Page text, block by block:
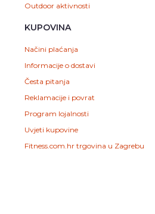
Outdoor aktivnosti
KUPOVINA
Načini plaćanja
Informacije o dostavi
Česta pitanja
Reklamacije i povrat
Program lojalnosti
Uvjeti kupovine
Fitness.com.hr trgovina u Zagrebu